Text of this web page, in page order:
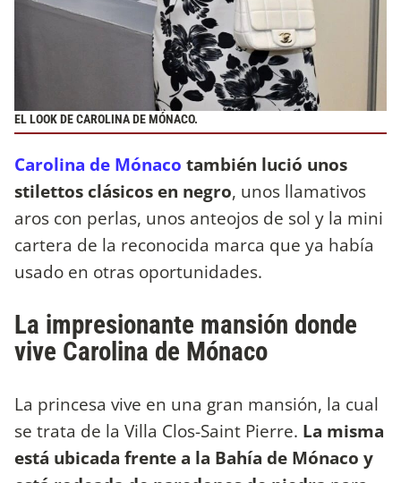
EL LOOK DE CAROLINA DE MÓNACO.
Carolina de Mónaco también lució unos
stilettos clásicos en negro, unos llamativos
aros con perlas, unos anteojos de sol y la mini
cartera de la reconocida marca que ya había
usado en otras oportunidades.
La impresionante mansión donde
vive Carolina de Mónaco
La princesa vive en una gran mansión, la cual
se trata de la Villa Clos-Saint Pierre. La misma
está ubicada frente a la Bahía de Mónaco y